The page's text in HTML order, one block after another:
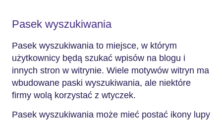
Pasek wyszukiwania
Pasek wyszukiwania to miejsce, w którym
użytkownicy będą szukać wpisów na blogu i
innych stron w witrynie. Wiele motywów witryn ma
wbudowane paski wyszukiwania, ale niektóre
firmy wolą korzystać z wtyczek.
Pasek wyszukiwania może mieć postać ikony lupy